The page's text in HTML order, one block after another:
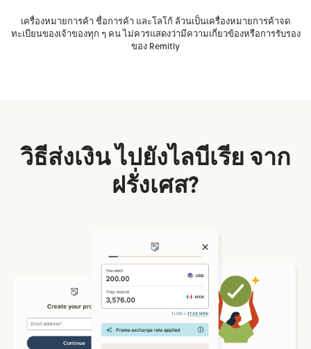
เครื่องหมายการค้า ชื่อการค้า และโลโก้ ล้วนเป็นเครื่องหมายการค้าจด
ทะเบียนของเจ้าของทุก ๆ คน ไม่ควรแสดงว่ามีความเกี่ยวข้องหรือการรับรอง
ของ Remitly
วิธีส่งเงิน ไปยังไลบีเรีย จาก
ฝรั่งเศส?